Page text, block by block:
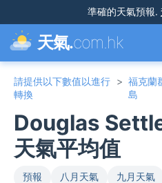
準確的天氣預報.
天氣.com.hk
請提供以下數值以進行
轉換
> 福克蘭
島
Douglas
天氣平均值
預報 八月天氣 九月天氣